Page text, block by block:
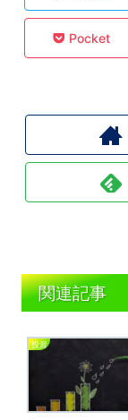
Pocket
関連記事
投資